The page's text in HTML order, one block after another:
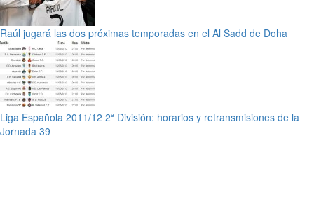
Raúl jugará las dos próximas temporadas en el Al Sadd de Doha
Liga Española 2011/12 2ª División: horarios y retransmisiones de la
Jornada 39